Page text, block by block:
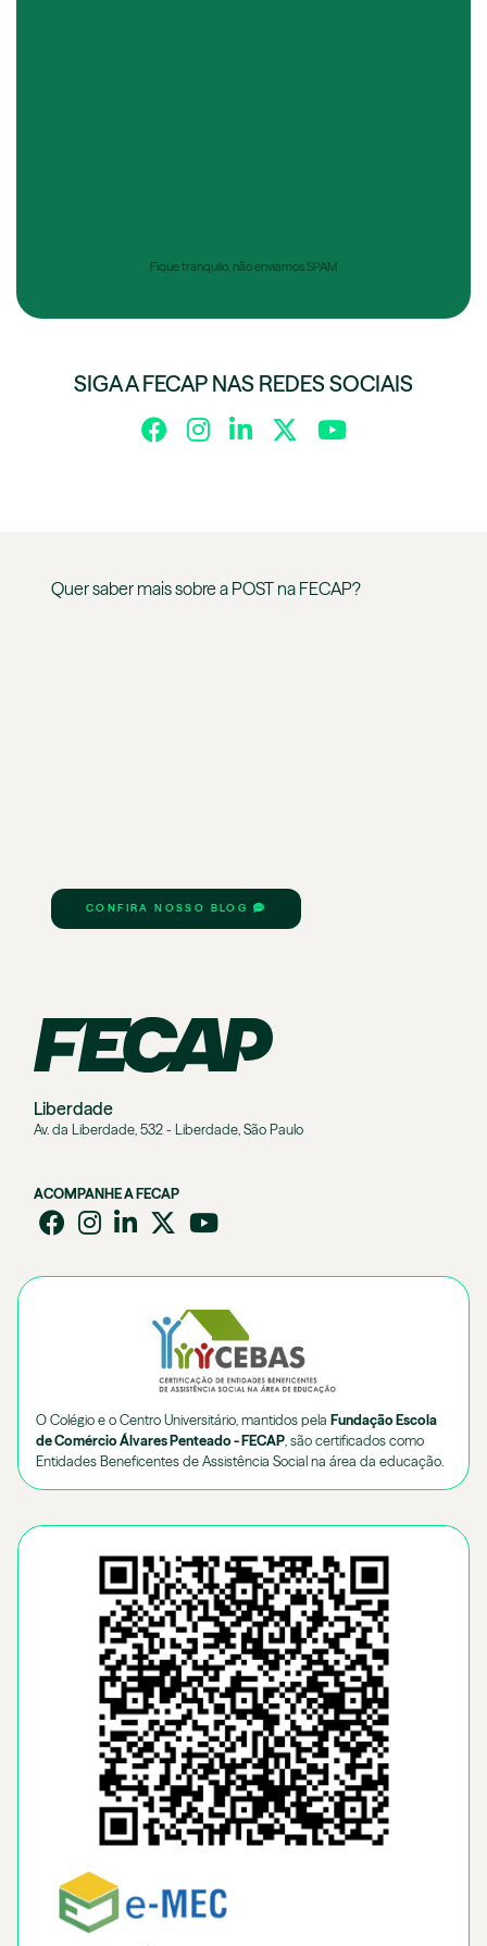
Fique tranquilo, não enviamos SPAM
SIGA A FECAP NAS REDES SOCIAIS
Quer saber mais sobre a POST na FECAP?
CONFIRA NOSSO BLOG
Liberdade
Av. da Liberdade, 532 - Liberdade, São Paulo
ACOMPANHE A FECAP
O Colégio e o Centro Universitário, mantidos pela Fundação Escola
de Comércio Álvares Penteado - FECAP , são certificados como
Entidades Beneficentes de Assistência Social na área da educação.